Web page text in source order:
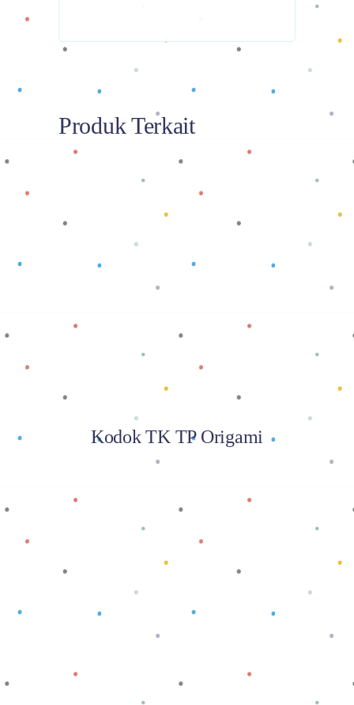
Produk Terkait
Baca selengkapnya
Kodok TK TP Origami